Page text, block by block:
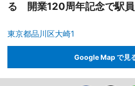
る 開業120周年記念で駅
東京都品川区大崎1
Google Map で見